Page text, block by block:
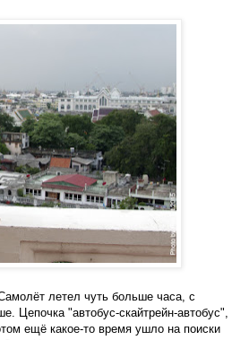
летел чуть больше часа, с
Цепочка "автобус-скайтрейн-автобус",
ещё какое-то время ушло на поиски